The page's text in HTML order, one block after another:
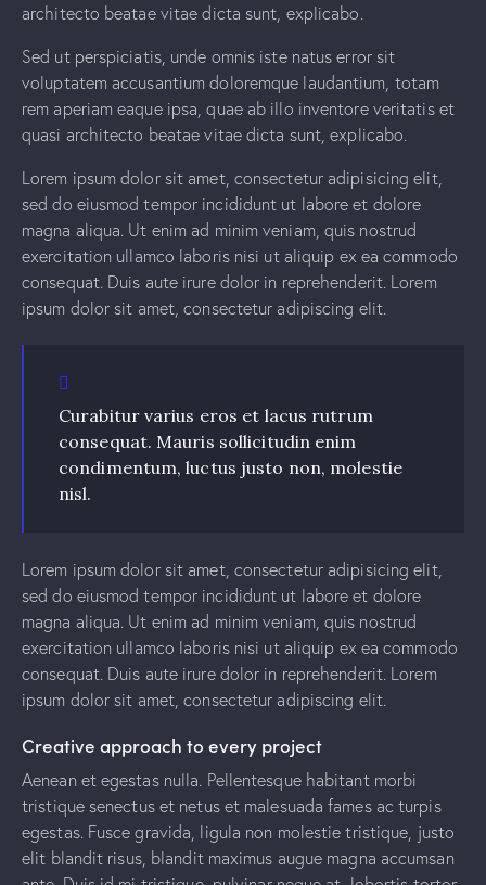
architecto beatae vitae dicta sunt, explicabo.
Sed ut perspiciatis, unde omnis iste natus error sit
voluptatem accusantium doloremque laudantium, totam
rem aperiam eaque ipsa, quae ab illo inventore veritatis et
quasi architecto beatae vitae dicta sunt, explicabo.
Lorem ipsum dolor sit amet, consectetur adipisicing elit,
sed do eiusmod tempor incididunt ut labore et dolore
magna aliqua. Ut enim ad minim veniam, quis nostrud
exercitation ullamco laboris nisi ut aliquip ex ea commodo
consequat. Duis aute irure dolor in reprehenderit. Lorem
ipsum dolor sit amet, consectetur adipiscing elit.
Curabitur varius eros et lacus rutrum
consequat. Mauris sollicitudin enim
condimentum, luctus justo non, molestie
nisl.
Lorem ipsum dolor sit amet, consectetur adipisicing elit,
sed do eiusmod tempor incididunt ut labore et dolore
magna aliqua. Ut enim ad minim veniam, quis nostrud
exercitation ullamco laboris nisi ut aliquip ex ea commodo
consequat. Duis aute irure dolor in reprehenderit. Lorem
ipsum dolor sit amet, consectetur adipiscing elit.
Creative approach to every project
Aenean et egestas nulla. Pellentesque habitant morbi
tristique senectus et netus et malesuada fames ac turpis
egestas. Fusce gravida, ligula non molestie tristique, justo
elit blandit risus, blandit maximus augue magna accumsan